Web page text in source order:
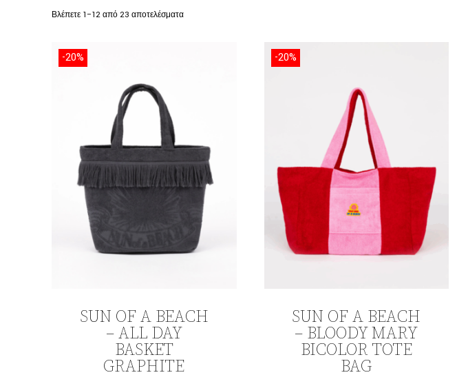
Εμφάνιση μόνο προσφορών Clear filters
Βλέπετε 1–12 από 23 αποτελέσματα
Sorted
-20%
SUN OF A BEACH
– ALL DAY
BASKET
GRAPHITE
-20%
SUN OF A BEACH
– BLOODY MARY
BICOLOR TOTE
BAG